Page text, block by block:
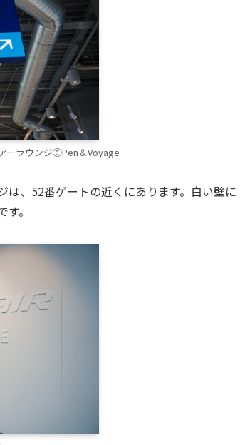
ーラウンジⒸPen＆Voyage
、52番ゲートの近くにあります。白い壁に
。